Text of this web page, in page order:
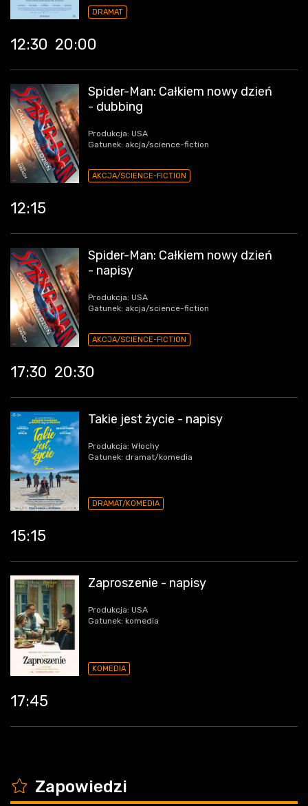
DRAMAT
12:30 20:00
Spider-Man: Całkiem nowy dzień
- dubbing
Produkcja: USA
Gatunek: akcja/science-fiction
AKCJA/SCIENCE-FICTION
12:15
Spider-Man: Całkiem nowy dzień
- napisy
Produkcja: USA
Gatunek: akcja/science-fiction
AKCJA/SCIENCE-FICTION
17:30 20:30
Takie jest życie - napisy
Produkcja: Włochy
Gatunek: dramat/komedia
DRAMAT/KOMEDIA
15:15
Zaproszenie - napisy
Produkcja: USA
Gatunek: komedia
KOMEDIA
17:45
K Zapowiedzi